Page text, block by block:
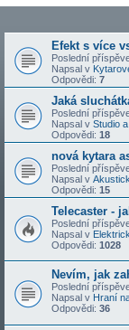
Efekt s více
Poslední
Napsal v
Odpovědi: 7
Jaká
Poslední
Napsal v Studio
Odpovědi: 18
nová kytara
Poslední
Napsal v
Odpovědi: 15
Telecaster -
Poslední
Napsal v
Odpovědi: 1028
Nevím, jak
Poslední
Napsal v Hraní
Odpovědi: 36